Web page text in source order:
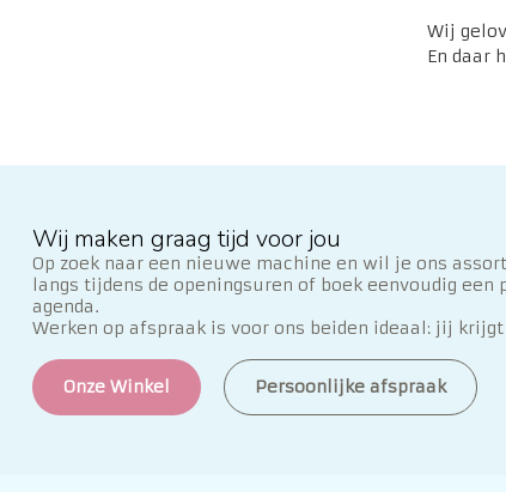
Wij
En daar
Wij maken graag tijd voor jou
Op zoek naar een nieuwe machine en wil je ons
langs tijdens de openingsuren of boek eenvoudig
agenda.
Werken op afspraak is voor ons beiden ideaal: jij
Onze Winkel Persoonlijke afspraak